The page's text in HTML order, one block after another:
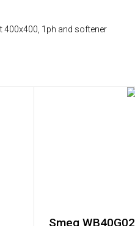
400x400, 1ph and softener
Smeg WB40G02